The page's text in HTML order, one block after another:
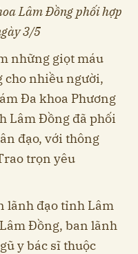
Lâm Đồng phối hợp
3/5
những giọt máu
cho nhiều người,
Đa khoa Phương
Lâm Đồng đã phối
đạo, với thông
trọn yêu
lãnh đạo tỉnh Lâm
Đồng, ban lãnh
y bác sĩ thuộc